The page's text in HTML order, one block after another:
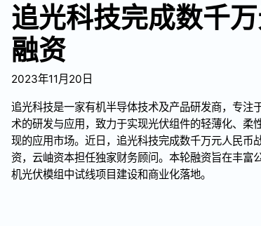
追光科技完成数千
融资
2023年11月20日
追光科技是一家有机半导体技术及产品研发商，专注
术的研发与应用，致力于实现光伏组件的轻薄化、柔
现的应用市场。近日，追光科技完成数千万元人民币
资，云岫资本担任独家财务顾问。本轮融资旨在丰富
机光伏模组中试线项目建设和商业化落地。